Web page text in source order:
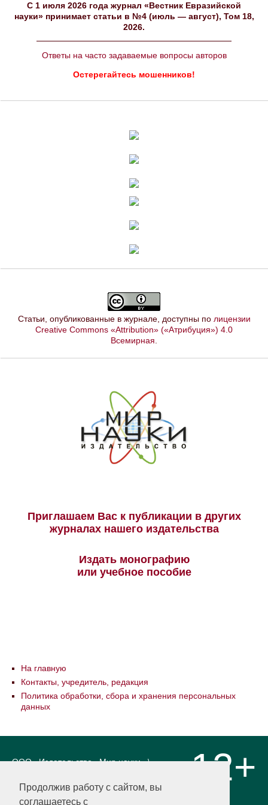
Продолжив работу с сайтом, вы
соглашаетесь с
C 1 июля 2026 года журнал «Вестник Евразийской
науки» принимает статьи в №4 (июль — август), Том 18,
2026.
Ответы на часто задаваемые вопросы авторов
Остерегайтесь мошенников!
Статьи, опубликованные в журнале, доступны по лицензии
Creative Commons «Attribution» («Атрибуция») 4.0
Всемирная
Приглашаем Вас к публикации в других
журналах нашего издательства
Издать монографию
или учебное пособие
На главную
Контакты, учредитель, редакция
Политика обработки, сбора и хранения персональных
данных
ООО «Издательство «Мир науки» \
LLC Материалы, размещенные на сайте,
охраняются Законом о защите авторских
12+